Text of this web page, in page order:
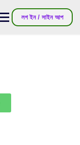
লগ ইন / সাইন আপ